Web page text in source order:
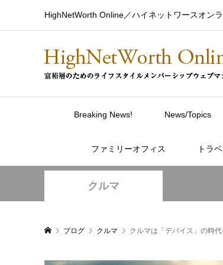
HighNetWorth Online／ハイネットワースオン
Breaking News! News/Topics
ファミリーオフィス トラ
クルマ
ブログ クルマ クルマは「デバイス」の時